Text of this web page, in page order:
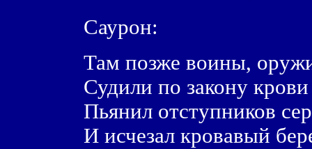
Саурон:
Там позже воины,
Судили по закону
Пьянил отступников
И исчезал кровавый